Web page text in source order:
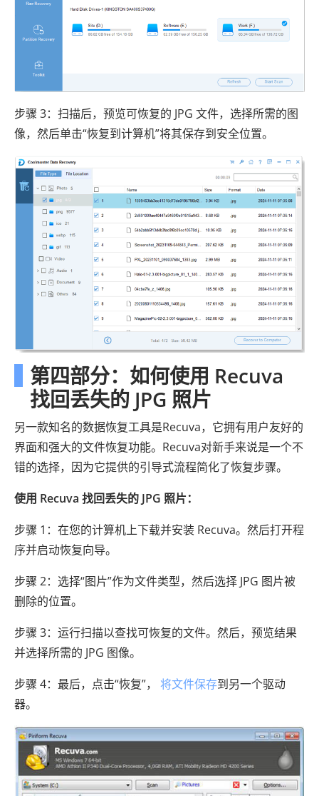
步骤 3：扫描后，预览可恢复的 JPG 文件，选择所需的图
像，然后单击“恢复到计算机”将其保存到安全位置。
第四部分：如何使用 Recuva
找回丢失的 JPG 照片
另一款知名的数据恢复工具是Recuva，它拥有用户友好的
界面和强大的文件恢复功能。Recuva对新手来说是一个不
错的选择，因为它提供的引导式流程简化了恢复步骤。
使用 Recuva 找回丢失的 JPG 照片：
步骤 1：在您的计算机上下载并安装 Recuva。然后打开程
序并启动恢复向导。
步骤 2：选择“图片”作为文件类型，然后选择 JPG 图片被
删除的位置。
步骤 3：运行扫描以查找可恢复的文件。然后，预览结果
并选择所需的 JPG 图像。
步骤 4：最后，点击“恢复”， 将文件保存到另一个驱动
器。